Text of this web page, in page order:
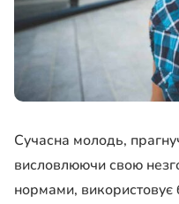
Сучасна молодь,
висловлюючи свою
нормами, використовує